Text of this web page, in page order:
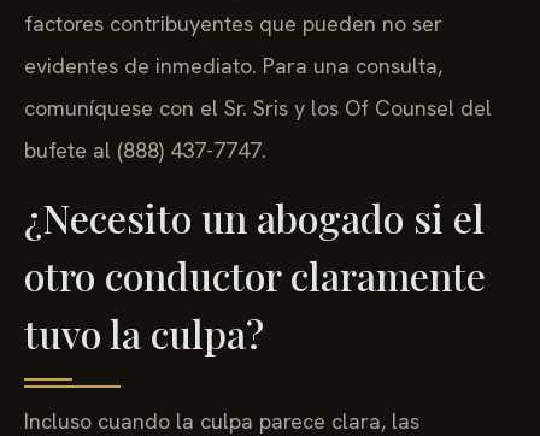
factores contribuyentes que pueden no ser
evidentes de inmediato. Para una consulta,
comuníquese con el Sr. Sris y los Of Counsel del
bufete al (888) 437-7747.
¿Necesito un abogado si el
otro conductor claramente
tuvo la culpa?
Incluso cuando la culpa parece clara, las